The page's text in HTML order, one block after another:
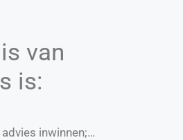
van
is:
inwinnen;…